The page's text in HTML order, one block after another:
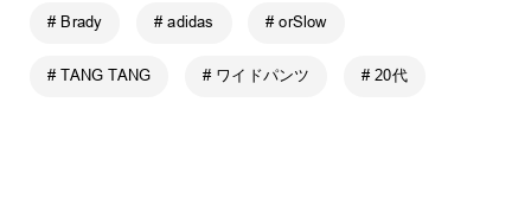
# Brady # adidas # orSlow
# TANG TANG # ワイドパンツ # 20代